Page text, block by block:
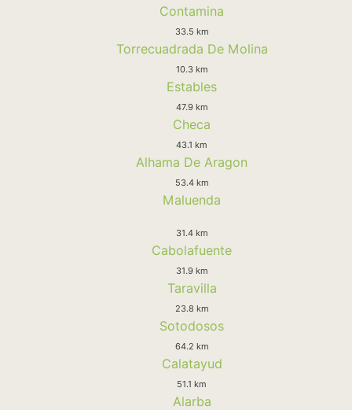
Contamina
33.5 km
Torrecuadrada De Molina
10.3 km
Estables
47.9 km
Checa
43.1 km
Alhama De Aragon
53.4 km
Maluenda
31.4 km
Cabolafuente
31.9 km
Taravilla
23.8 km
Sotodosos
64.2 km
Calatayud
51.1 km
Alarba